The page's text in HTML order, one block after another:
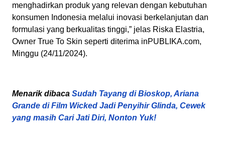
menghadirkan produk yang relevan dengan kebutuhan
konsumen Indonesia melalui inovasi berkelanjutan dan
formulasi yang berkualitas tinggi,” jelas Riska Elastria,
Owner True To Skin seperti diterima inPUBLIKA.com,
Minggu (24/11/2024).
Menarik dibaca Sudah Tayang di Bioskop, Ariana
Grande di Film Wicked Jadi Penyihir Glinda, Cewek
yang masih Cari Jati Diri, Nonton Yuk!